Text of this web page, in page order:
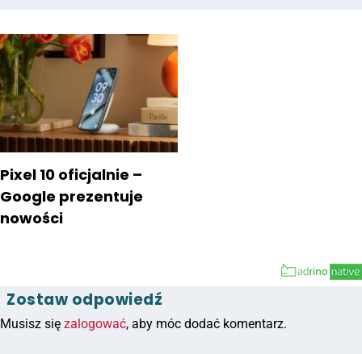
Pixel 10 oficjalnie –
Google prezentuje
nowości
Zostaw odpowiedź
Musisz się zalogować, aby móc dodać komentarz.